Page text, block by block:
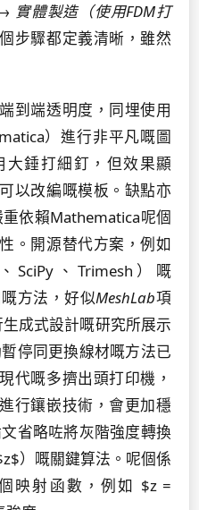
實體製造（使用FDM打
步驟都定義清晰，雖然
到端透明度，同埋使用
）進行非平凡嘅圖
錘打細釘，但效果顯
以改編嘅模板。缺點亦
重依賴Mathematica呢個
。開源替代方案，例如
SciPy、Trimesh）嘅
方法，好似MeshLab項
成式設計嘅研究所展示
停同更換線材嘅方法已
代嘅多擠出頭打印機，
行鑲嵌技術，會更加穩
省略咗將灰階強度轉換
）嘅關鍵算法。呢個係
映射函數，例如 $z =